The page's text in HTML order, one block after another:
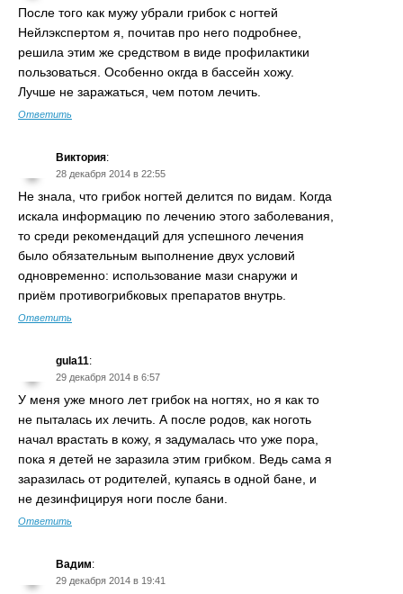
После того как мужу убрали грибок с ногтей
Нейлэкспертом я, почитав про него подробнее,
решила этим же средством в виде профилактики
пользоваться. Особенно окгда в бассейн хожу.
Лучше не заражаться, чем потом лечить.
Ответить
Виктория:
28 декабря 2014 в 22:55
Не знала, что грибок ногтей делится по видам. Когда
искала информацию по лечению этого заболевания,
то среди рекомендаций для успешного лечения
было обязательным выполнение двух условий
одновременно: использование мази снаружи и
приём противогрибковых препаратов внутрь.
Ответить
gula11:
29 декабря 2014 в 6:57
У меня уже много лет грибок на ногтях, но я как то
не пыталась их лечить. А после родов, как ноготь
начал врастать в кожу, я задумалась что уже пора,
пока я детей не заразила этим грибком. Ведь сама я
заразилась от родителей, купаясь в одной бане, и
не дезинфицируя ноги после бани.
Ответить
Вадим:
29 декабря 2014 в 19:41